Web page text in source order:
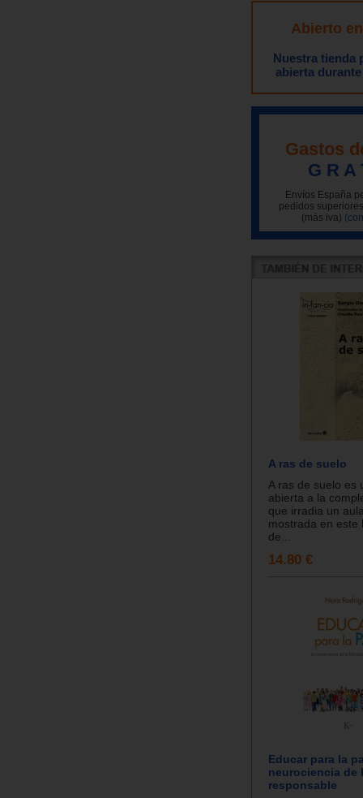
Abierto
Nuestra tienda
abierta
Gastos
G R A
Envíos España
pedidos
(más iva)
A ras de suelo
A ras de suelo es
abierta a la
que irradia un
mostrada en este
de...
14.80 €
Educar para la
neurociencia de
responsable